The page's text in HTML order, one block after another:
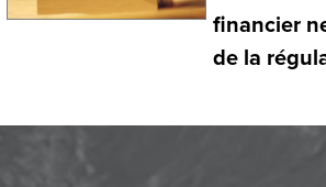
financier
de la